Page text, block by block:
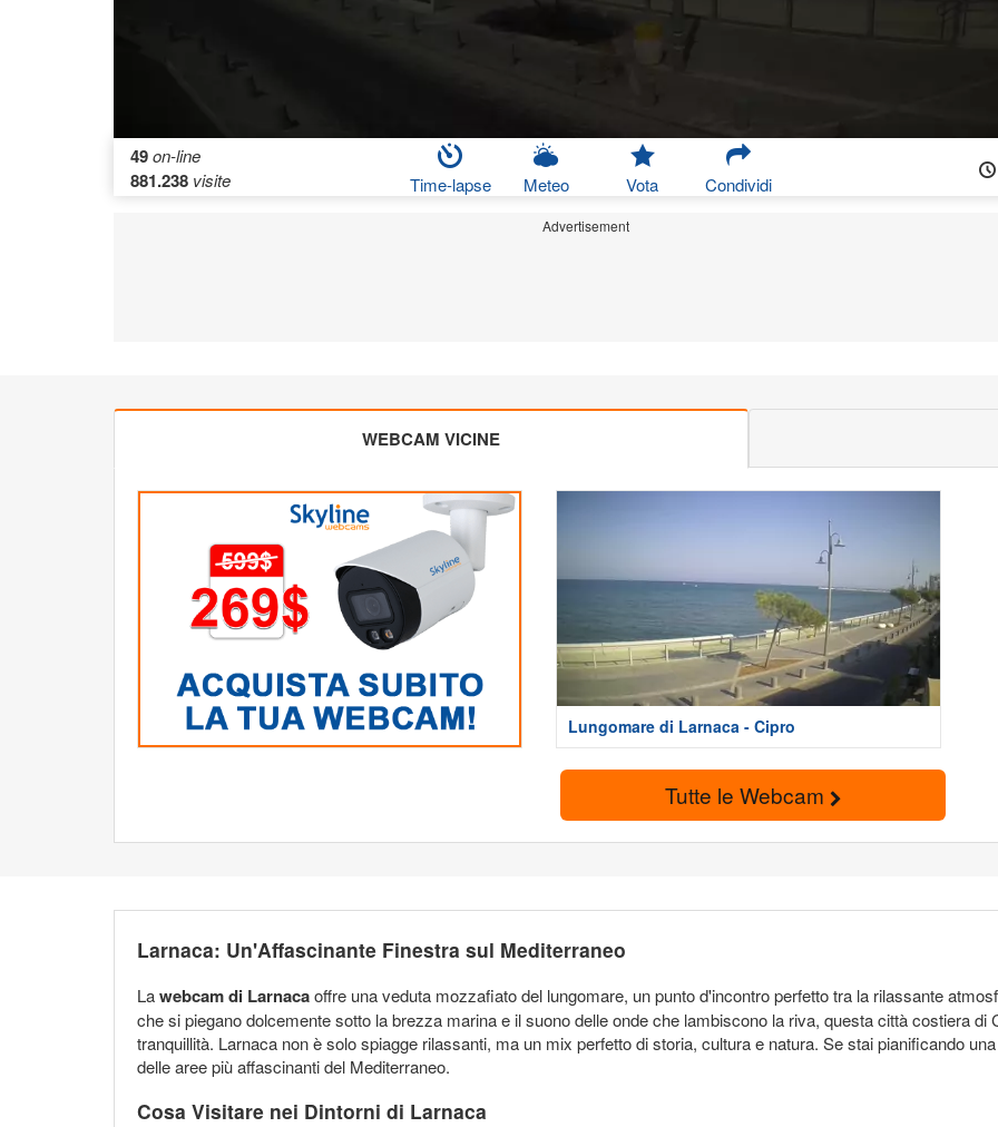
49on-line
881.238 visite Time-lapse Meteo Vota Condividi
Advertisement
WEBCAM VICINE
Lungomare di Larnaca - Cipro
Tutte le Webcam
Larnaca: Un'Affascinante Finestra sul Mediterraneo
Lawebcam di Larnacaoffre una veduta mozzafiato del lungomare, un punto d'incontro perfetto tra la rilassante
che si piegano dolcemente sotto la brezza marina e il suono delle onde che lambiscono la riva, questa città costiera
tranquillità. Larnaca non è solo spiagge rilassanti, ma un mix perfetto di storia, cultura e natura. Se stai pianificando
delle aree più affascinanti del Mediterraneo.
Cosa Visitare nei Dintorni di Larnaca